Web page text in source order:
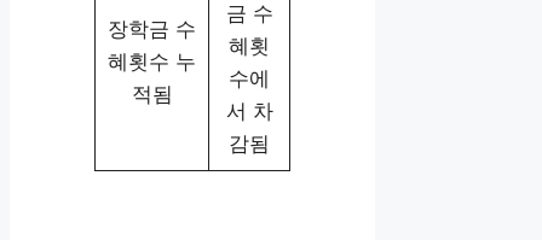
장학금 수
혜횟수 누
적됨
금 수
혜횟
수에
서 차
감됨